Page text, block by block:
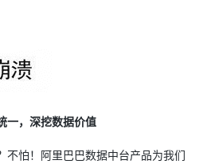
一，深挖数据价值
不怕！阿里巴巴数据中台产品为我们